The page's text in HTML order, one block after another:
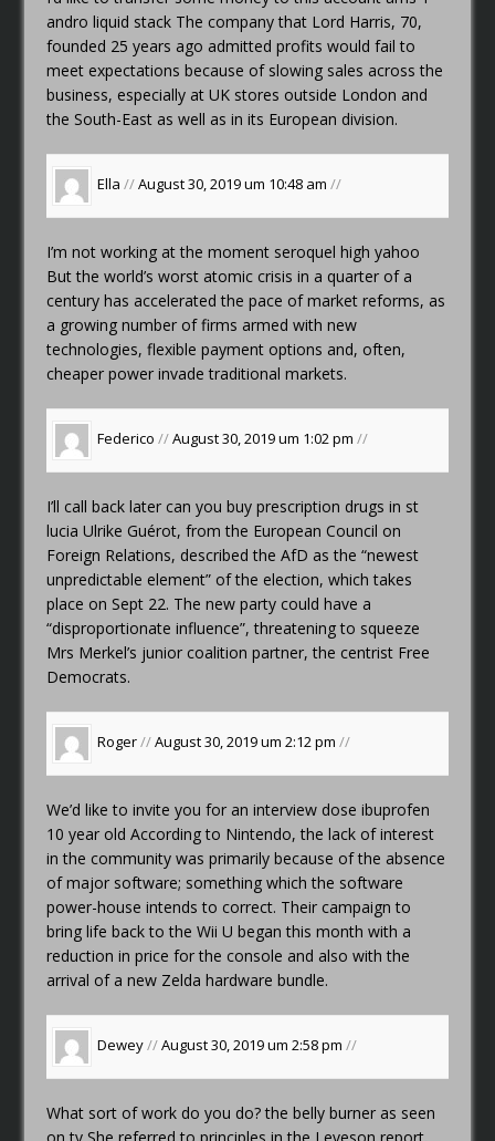
andro liquid stack The company that Lord Harris, 70,
founded 25 years ago admitted profits would fail to
meet expectations because of slowing sales across the
business, especially at UK stores outside London and
the South-East as well as in its European division.
Ella //August 30, 2019 um 10:48 am//
I’m not working at the moment seroquel high yahoo
But the world’s worst atomic crisis in a quarter of a
century has accelerated the pace of market reforms, as
a growing number of firms armed with new
technologies, flexible payment options and, often,
cheaper power invade traditional markets.
Federico //August 30, 2019 um 1:02 pm//
I’ll call back latercan you buy prescription drugs in st
lucia Ulrike Guérot, from the European Council on
Foreign Relations, described the AfD as the “newest
unpredictable element” of the election, which takes
place on Sept 22. The new party could have a
“disproportionate influence”, threatening to squeeze
Mrs Merkel’s junior coalition partner, the centrist Free
Democrats.
Roger//August 30, 2019 um 2:12 pm//
We’d like to invite you for an interview dose ibuprofen
10 year old According to Nintendo, the lack of interest
in the community was primarily because of the absence
of major software; something which the software
power-house intends to correct. Their campaign to
bring life back to the Wii U began this month with a
reduction in price for the console and also with the
arrival of a new Zelda hardware bundle.
Dewey//August 30, 2019 um 2:58 pm//
What sort of work do you do?the belly burner as seen